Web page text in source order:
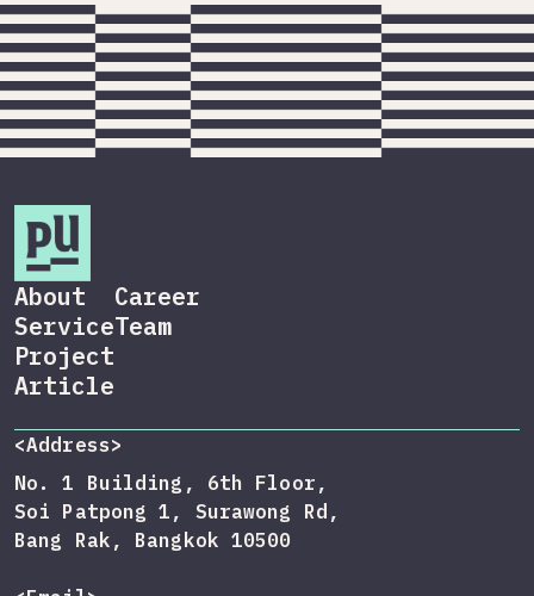
About
Service
Project
Article
Career
Team
<Address>
No. 1 Building, 6th Floor,
Soi Patpong 1, Surawong Rd,
Bang Rak, Bangkok 10500